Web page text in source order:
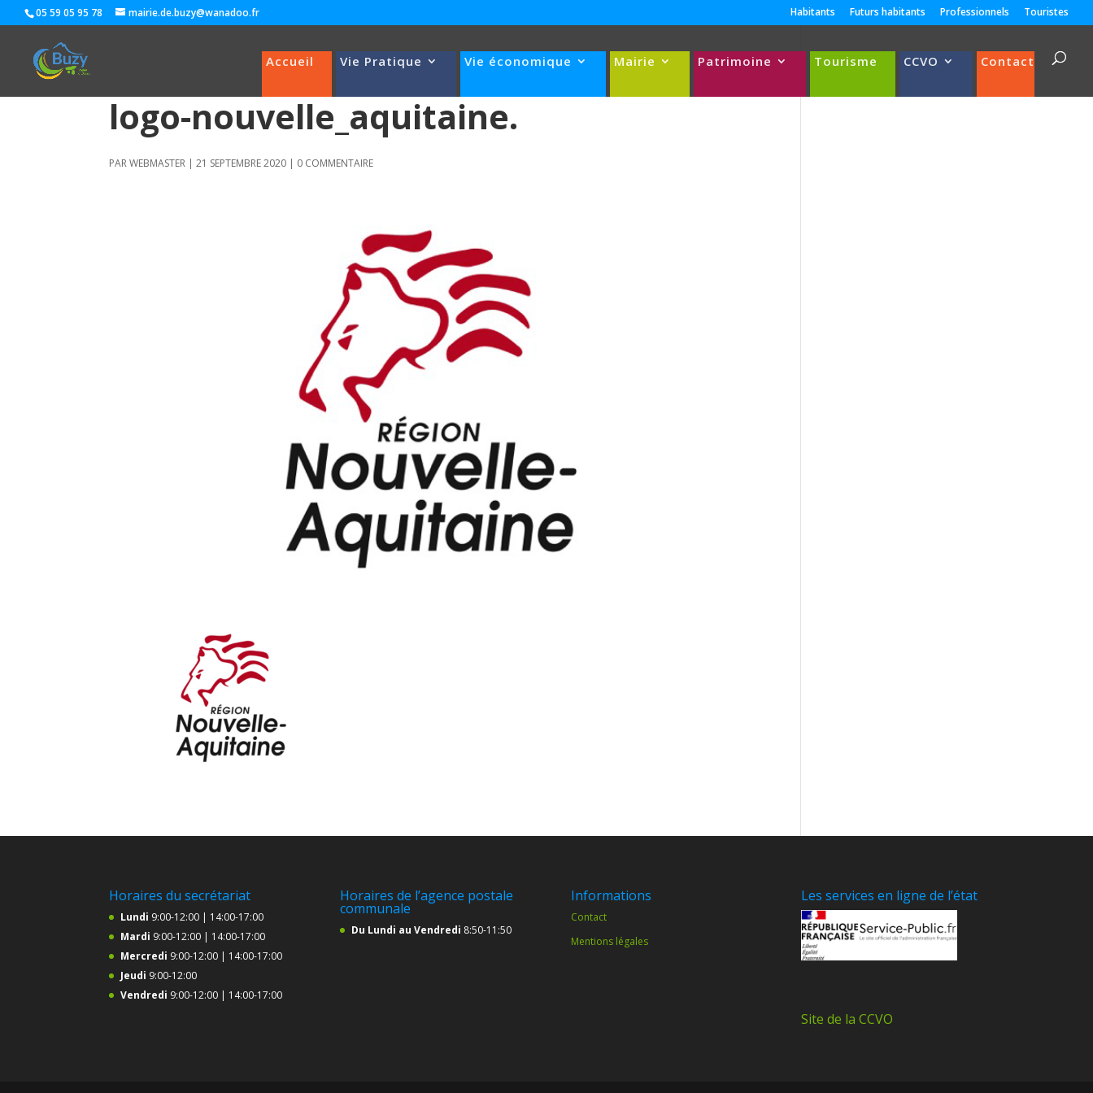
05 59 05 95 78 mairie.de.buzy@wanadoo.fr Habitants Futurs habitants Professionnels Touristes
Accueil Vie Pratique Vie économique Mairie Patrimoine Tourisme CCVO Contact
logo-nouvelle_aquitaine.
PARWEBMASTER |21 SEPTEMBRE 2020 | 0 COMMENTAIRE
Horaires du secrétariat
Lundi 9:00-12:00 | 14:00-17:00
Mardi 9:00-12:00 | 14:00-17:00
Mercredi 9:00-12:00 | 14:00-17:00
Jeudi 9:00-12:00
Vendredi 9:00-12:00 | 14:00-17:00
Horaires de l’agence postale
communale
Du Lundi au Vendredi 8:50-11:50
Informations
Contact
Mentions légales
Les services en ligne de l’état
Site de la CCVO